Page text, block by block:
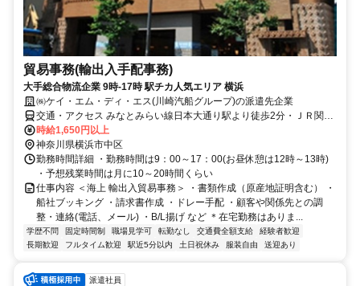
貿易事務(輸出入手配事務)
大手総合物流企業 9時-17時 駅チカ人気エリア 横浜
㈱ケイ・エム・ディ・エス(川崎汽船グループ)の派遣先企業
交通・アクセス みなとみらい線日本大通り駅より徒歩2分・ＪＲ関内
駅より徒歩8分
時給1,650円以上
神奈川県横浜市中区
勤務時間詳細 ・勤務時間は9：00～17：00(お昼休憩は12時～13時)
・予想残業時間は月に10～20時間くらい
仕事内容 ＜海上 輸出入貿易事務＞ ・書類作成（原産地証明含む） ・
船社ブッキング ・請求書作成 ・ドレー手配 ・顧客や関係先との調
整・連絡(電話、メール) ・B/L揚げ など ＊在宅勤務はありま...
学歴不問 固定時間制 職場見学可 転勤なし 交通費全額支給
経験者歓迎
長期歓迎
フルタイム歓迎 駅近5分以内 土日祝休み 服装自由 送迎あり
派遣社員